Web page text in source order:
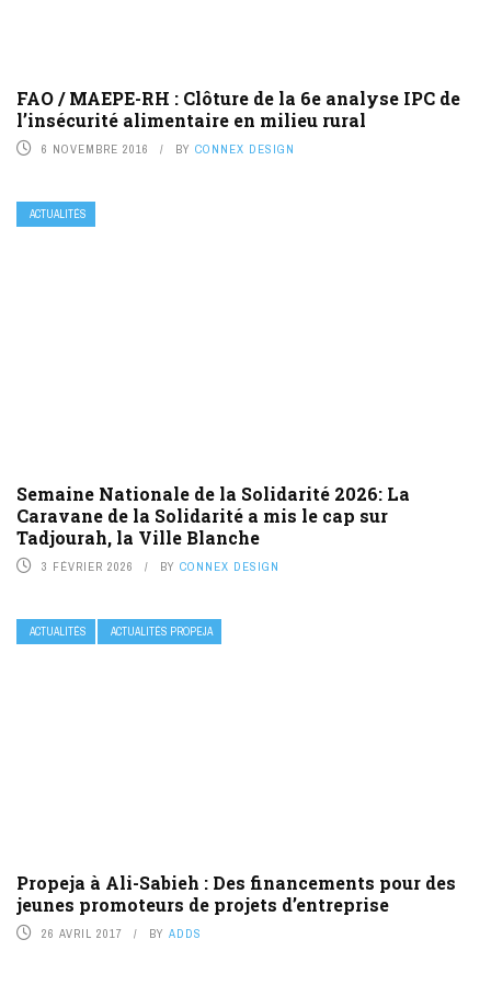
FAO / MAEPE-RH : Clôture de la 6e analyse IPC de
l’insécurité alimentaire en milieu rural
6 NOVEMBRE 2016 BY CONNEX DESIGN
ACTUALITÉS
Semaine Nationale de la Solidarité 2026: La
Caravane de la Solidarité a mis le cap sur
Tadjourah, la Ville Blanche
3 FÉVRIER 2026 BY CONNEX DESIGN
ACTUALITÉS ACTUALITÉS PROPEJA
Propeja à Ali-Sabieh : Des financements pour des
jeunes promoteurs de projets d’entreprise
26 AVRIL 2017 BY ADDS